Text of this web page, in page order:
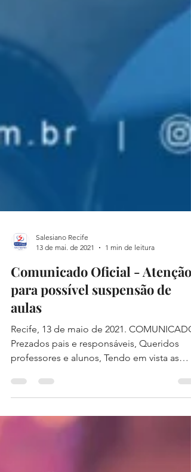
Salesiano Recife
13 de mai. de 2021
1 min de leitura
Comunicado Oficial - Atenção
para possível suspensão de
aulas
Prezados pais e responsáveis, Queridos
professores e alunos, Tendo em vista as
previsões de...